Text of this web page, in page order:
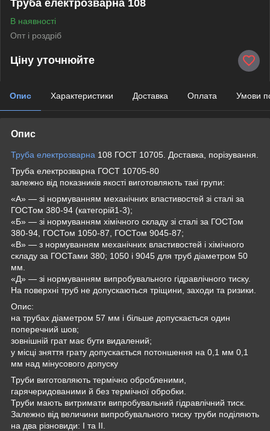
Труба електрозварна 108
В наявності
Опт і роздріб
Ціну уточнюйте
Опис Характеристики Доставка Оплата Умови
Опис
Труба електрозварна 108 ГОСТ 10705. Доставка, порізування.
Труба електрозварна ГОСТ 10705-80
залежно від показників якості виготовляють такі групи:
«А» — зі нормуванням механічних властивостей зі сталі за
ГОСТом 380-94 (категорій1-3);
«Б» — зі нормуванням хімічного складу зі сталі за ГОСТом
380-94, ГОСТом 1050-87, ГОСТом 9045-87;
«В» — з нормуванням механічних властивостей і хімічного
складу за ГОСТами 380; 1050 і 9045 для труб діаметром 50
мм.
«Д» — зі нормуванням випробувального гідравлічного тиску.
На поверхні труб не допускаються тріщини, заходи та ризики.
Опис:
на трубах діаметром 57 мм і більше допускається один
поперечний шов;
зовнішній грат має бути видалений;
у місці зняття грату допускається потоншення на 0,1 мм 0,1
мм над мінусового допуску
Труби виготовляють термічно обробленими,
гарячеридованими й без термічної обробки.
Труби мають витримати випробувальний гідравлічний тиск.
Залежно від величини випробувального тиску труби поділяють
на два різновиди: I та II.